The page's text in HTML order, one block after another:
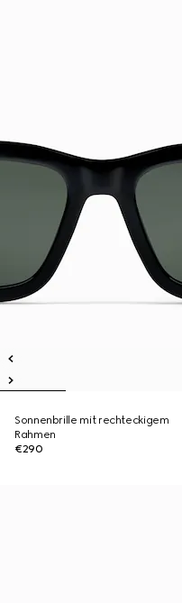
Sonnenbrille mit rechteckigem
Rahmen
€290